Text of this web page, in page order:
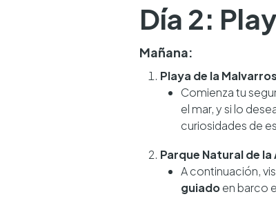
Día 2:
Mañana:
Playa de la
Comienza tu
el mar, y si lo
curiosidades de
Parque Natural de
A continuación,
guiadoen barco